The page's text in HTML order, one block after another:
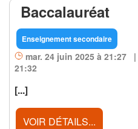
Baccalauréat
Enseignement secondaire
mar. 24 juin 2025 à 21:27 |
21:32
[...]
VOIR DÉTAILS...